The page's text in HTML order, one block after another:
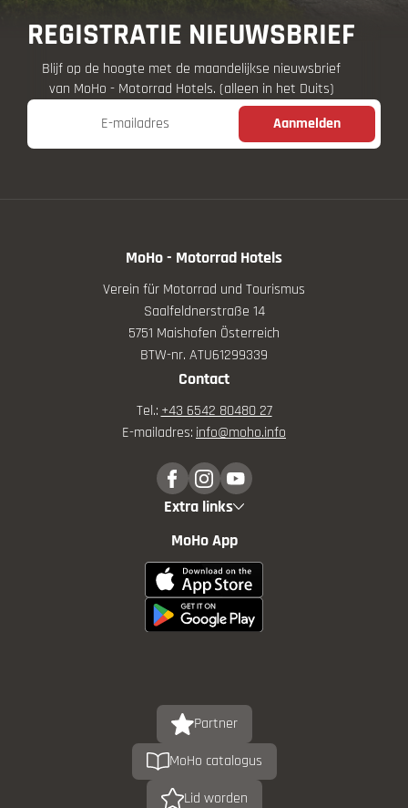
REGISTRATIE NIEUWSBRIEF
Blijf op de hoogte met de maandelijkse nieuwsbrief
van MoHo - Motorrad Hotels. (alleen in het Duits)
E-mailadres
Aanmelden
MoHo - Motorrad Hotels
Verein für Motorrad und Tourismus
Saalfeldnerstraße 14
5751 Maishofen Österreich
BTW-nr. ATU61299339
Contact
Tel.: +43 6542 80480 27
E-mailadres: info@moho.info
Extra links
MoHo App
Partner
MoHo catalogus
Lid worden